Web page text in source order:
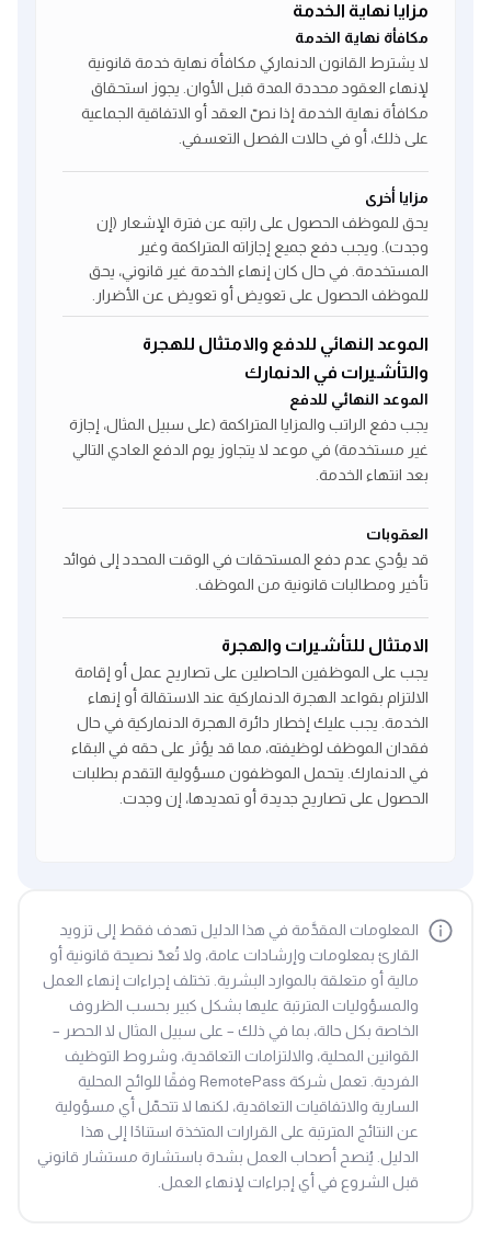
مزايا نهاية الخدمة
مكافأة نهاية الخدمة
لا يشترط القانون الدنماركي مكافأة نهاية خدمة قانونية
لإنهاء العقود محددة المدة قبل الأوان. يجوز استحقاق
مكافأة نهاية الخدمة إذا نصّ العقد أو الاتفاقية الجماعية
على ذلك، أو في حالات الفصل التعسفي.
مزايا أخرى
يحق للموظف الحصول على راتبه عن فترة الإشعار (إن
وجدت). ويجب دفع جميع إجازاته المتراكمة وغير
المستخدمة. في حال كان إنهاء الخدمة غير قانوني، يحق
للموظف الحصول على تعويض أو تعويض عن الأضرار.
الموعد النهائي للدفع والامتثال للهجرة
والتأشيرات في الدنمارك
الموعد النهائي للدفع
يجب دفع الراتب والمزايا المتراكمة (على سبيل المثال، إجازة
غير مستخدمة) في موعد لا يتجاوز يوم الدفع العادي التالي
بعد انتهاء الخدمة.
العقوبات
قد يؤدي عدم دفع المستحقات في الوقت المحدد إلى فوائد
تأخير ومطالبات قانونية من الموظف.
الامتثال للتأشيرات والهجرة
يجب على الموظفين الحاصلين على تصاريح عمل أو إقامة
الالتزام بقواعد الهجرة الدنماركية عند الاستقالة أو إنهاء
الخدمة. يجب عليك إخطار دائرة الهجرة الدنماركية في حال
فقدان الموظف لوظيفته، مما قد يؤثر على حقه في البقاء
في الدنمارك. يتحمل الموظفون مسؤولية التقدم بطلبات
الحصول على تصاريح جديدة أو تمديدها، إن وجدت.
المعلومات المقدَّمة في هذا الدليل تهدف فقط إلى تزويد
القارئ بمعلومات وإرشادات عامة، ولا تُعدّ نصيحة قانونية أو
مالية أو متعلقة بالموارد البشرية. تختلف إجراءات إنهاء العمل
والمسؤوليات المترتبة عليها بشكل كبير بحسب الظروف
الخاصة بكل حالة، بما في ذلك – على سبيل المثال لا الحصر –
القوانين المحلية، والالتزامات التعاقدية، وشروط التوظيف
الفردية. تعمل شركة RemotePass وفقًا للوائح المحلية
السارية والاتفاقيات التعاقدية، لكنها لا تتحمّل أي مسؤولية
عن النتائج المترتبة على القرارات المتخذة استنادًا إلى هذا
الدليل. يُنصح أصحاب العمل بشدة باستشارة مستشار قانوني
قبل الشروع في أي إجراءات لإنهاء العمل.